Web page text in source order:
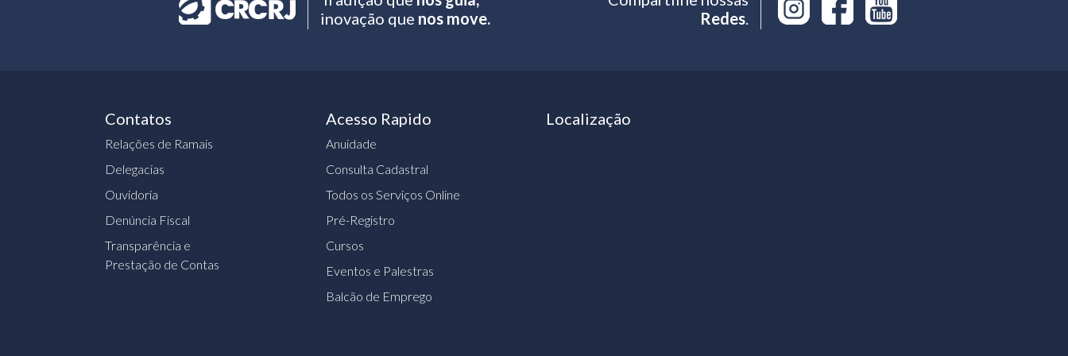
inovação que nos move.
Redes.
Contatos
Relações de Ramais
Delegacias
Ouvidoria
Denúncia Fiscal
Transparência e
Prestação de Contas
Acesso Rapido
Anuidade
Consulta Cadastral
Todos os Serviços Online
Pré-Registro
Cursos
Eventos e Palestras
Balcão de Emprego
Localização